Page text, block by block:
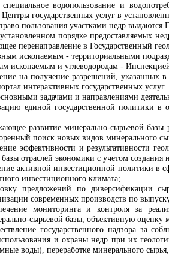
водопользование и
государственных услуг в
пользования участками недр
порядке предоставляемых
перенаправление в Государственный
ископаемым - территориальными
ископаемым и углеводородам -
на получение разрешений, указанных
интерактивных государственных услуг.
задачами и направлениями
единой государственной политики в
развитие минерально-сырьевой
поиск новых видов минерального
эффективности и результативности
отраслей экономики с учетом
активной инвестиционной политики в
инвестиционного климата;
предложений по диверсификации
современных производств по
мониторинга и контроля за
сырьевой базы, объективную оценку
государственного надзора за
и охраны недр при их
воды), переработке минерального